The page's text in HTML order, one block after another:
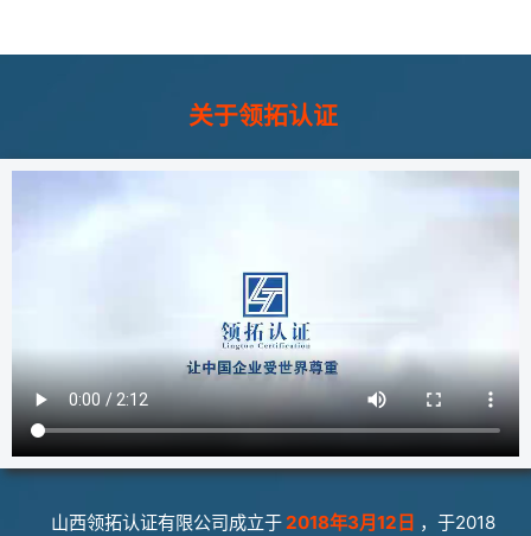
关于领拓认证
山西领拓认证有限公司成立于 2018年3月12日 ，于2018